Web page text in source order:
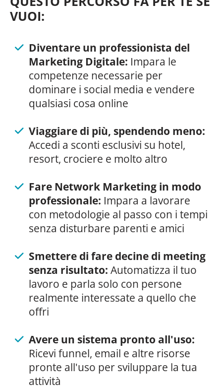
VUOI:
Diventare un professionista del
Marketing Digitale: Impara le
competenze necessarie per
dominare i social media e vendere
qualsiasi cosa online
Viaggiare di più, spendendo meno:
Accedi a sconti esclusivi su hotel,
resort, crociere e molto altro
Fare Network Marketing in modo
professionale: Impara a lavorare
con metodologie al passo con i tempi
senza disturbare parenti e amici
Smettere di fare decine di meeting
senza risultato: Automatizza il tuo
lavoro e parla solo con persone
realmente interessate a quello che
offri
Avere un sistema pronto all'uso:
Ricevi funnel, email e altre risorse
pronte all'uso per sviluppare la tua
attività